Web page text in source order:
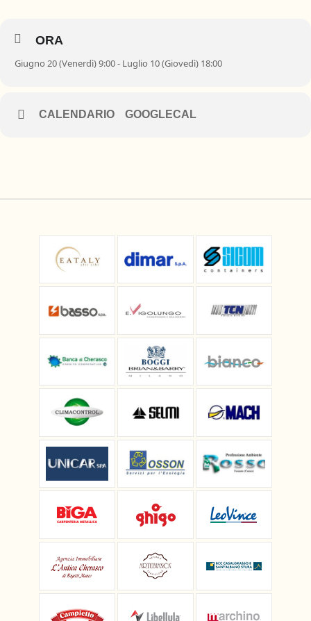
ORA
Giugno 20 (Venerdì) 9:00 - Luglio 10 (Giovedì) 18:00
CALENDARIO GOOGLECAL